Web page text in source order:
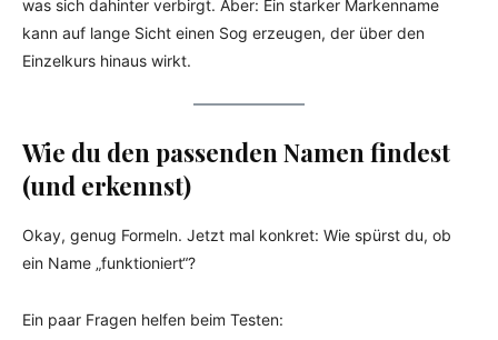
was sich dahinter verbirgt. Aber: Ein starker Markenname
kann auf lange Sicht einen Sog erzeugen, der über den
Einzelkurs hinaus wirkt.
Wie du den passenden Namen findest
(und erkennst)
Okay, genug Formeln. Jetzt mal konkret: Wie spürst du, ob
ein Name „funktioniert“?
Ein paar Fragen helfen beim Testen: